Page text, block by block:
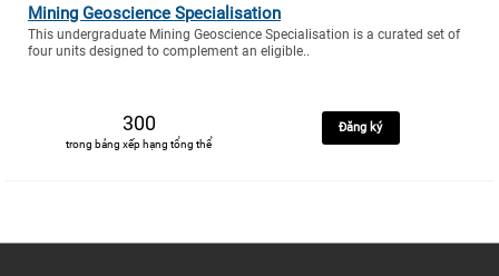
Mining Geoscience Specialisation
This undergraduate Mining Geoscience Specialisation is a curated set of
four units designed to complement an eligible..
300
trong bảng xếp hạng tổng thể
Đăng ký